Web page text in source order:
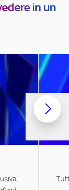
in un